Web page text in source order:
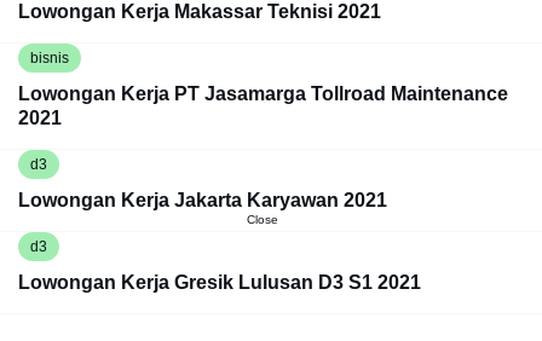
Lowongan Kerja Makassar Teknisi 2021
bisnis
Lowongan Kerja PT Jasamarga Tollroad Maintenance
2021
d3
Lowongan Kerja Jakarta Karyawan 2021
d3
Lowongan Kerja Gresik Lulusan D3 S1 2021
Close